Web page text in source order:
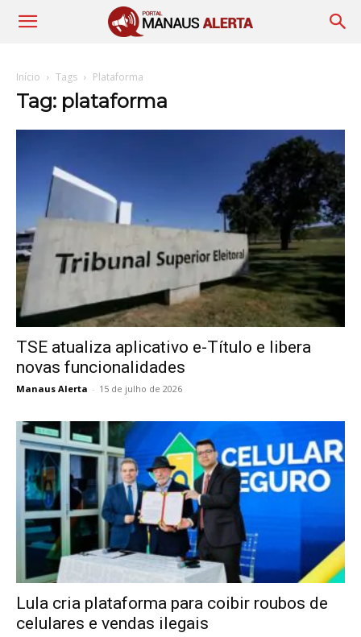
Início Tags Plataforma
Tag: plataforma
TSE atualiza aplicativo e-Título e libera
novas funcionalidades
Manaus Alerta - 15 de julho de 2026
Lula cria plataforma para coibir roubos de
celulares e vendas ilegais